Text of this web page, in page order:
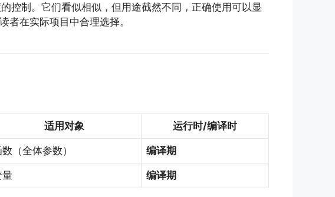
控制。它们看似相似，但用途截然不同，正确使用可以显
者在实际项目中合理选择。
适用对象 运行时/编译时
数（全体参数） 编译期
量 编译期